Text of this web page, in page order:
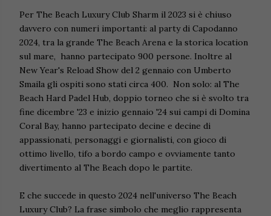
Per The Beach Luxury Club Sharm il 2023 si è chiuso
davvero con numeri importanti: al party di Capodanno
2024, tra la grande The Beach Arena e la storica location
sul mare, hanno partecipato 900 persone. Inoltre al
New Year's Reload Show del 2 gennaio con Umberto
Smaila gli ospiti sono stati circa 400. Non solo: al The
Beach Hard Padel Hub, doppio torneo che si è svolto tra
fine dicembre '23 e inizio gennaio '24 sui campi di Domina
Coral Bay, hanno partecipato decine e decine di
appassionati, personaggi e giornalisti, con gioco di
ottimo livello, tifo a bordo campo e ovviamente tanto
divertimento al The Beach dopo le partite.
E che succede in questo 2024 nell'universo The Beach
Luxury Club? La frase simbolo che meglio rappresenta